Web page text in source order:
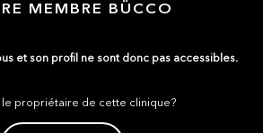
MEMBRE BÜCCO
et son profil ne sont donc pas accessibles.
le propriétaire de cette clinique?